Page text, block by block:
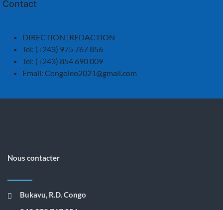
Contact
DIRECTION |REDACTION
Tel: (+243) 975 767 856
Tel: (+243) 854 690 009
Email: Congoleo2021@gmail.com
Nous contacter
Bukavu, R.D. Congo